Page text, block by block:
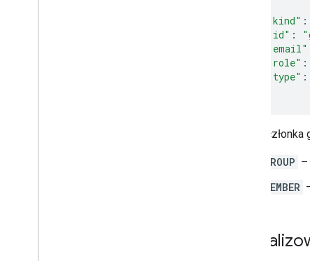
"kind" :
"id" : "
"email"
"role" :
"type" :
GROUP –
MEMBER